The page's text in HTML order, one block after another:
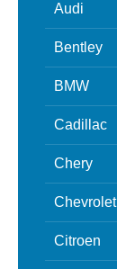
Audi
Bentley
BMW
Cadillac
Chery
Chevrolet
Citroen